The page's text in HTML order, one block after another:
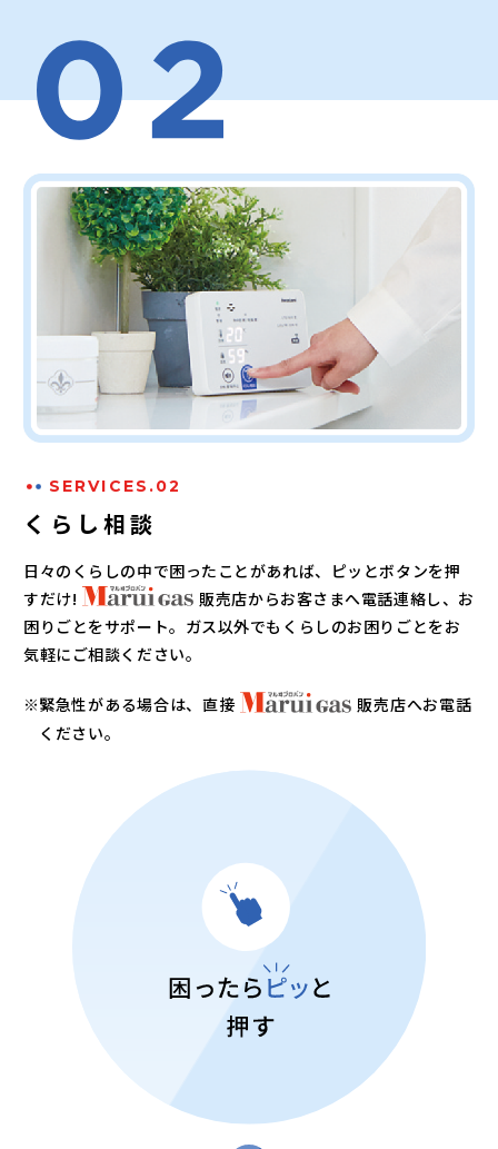
SERVICES.02
くらし相談
日々のくらしの中で困ったことがあれば、ピッとボタンを押
すだけ!
販売店からお客さまへ電話連絡し、お
困りごとをサポート。ガス以外でもくらしのお困りごとをお
気軽にご相談ください。
緊急性がある場合は、直接
販売店へお電話
ください。